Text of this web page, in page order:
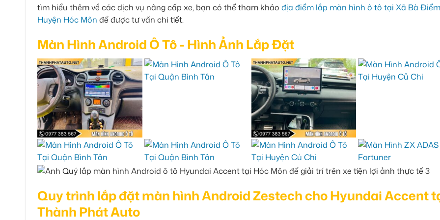
tìm hiểu thêm về các dịch vụ nâng cấp xe, bạn có thể tham khảo địa điểm lắp màn hình ô tô tại Xã Bà Điểm
Huyện Hóc Môn để được tư vấn chi tiết.
Màn Hình Android Ô Tô - Hình Ảnh Lắp Đặt
Quy trình lắp đặt màn hình Android Zestech cho Hyundai Accent
Thành Phát Auto